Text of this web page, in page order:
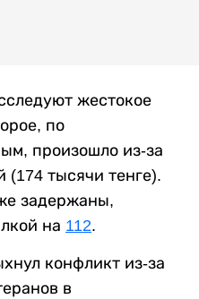
жестокое
по
произошло из-за
(174 тысячи тенге).
задержаны,
на 112.
конфликт из-за
в